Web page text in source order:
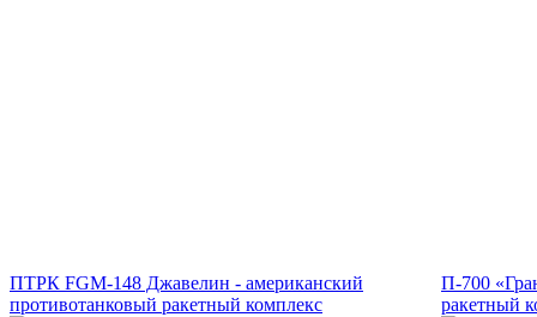
ПТРК FGM-148 Джавелин - американский
противотанковый ракетный комплекс
П-700
ракетный